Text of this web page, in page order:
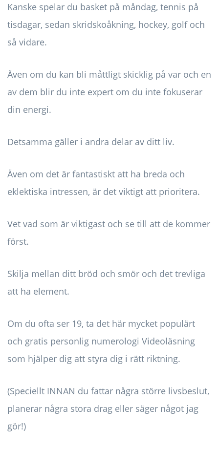
Kanske spelar du basket på måndag, tennis på
tisdagar, sedan skridskoåkning, hockey, golf och
så vidare.
Även om du kan bli måttligt skicklig på var och en
av dem blir du inte expert om du inte fokuserar
din energi.
Detsamma gäller i andra delar av ditt liv.
Även om det är fantastiskt att ha breda och
eklektiska intressen, är det viktigt att prioritera.
Vet vad som är viktigast och se till att de kommer
först.
Skilja mellan ditt bröd och smör och det trevliga
att ha element.
Om du ofta ser 19, ta det här mycket populärt
och gratis personlig numerologi Videoläsning
som hjälper dig att styra dig i rätt riktning.
(Speciellt INNAN du fattar några större livsbeslut,
planerar några stora drag eller säger något jag
gör!)